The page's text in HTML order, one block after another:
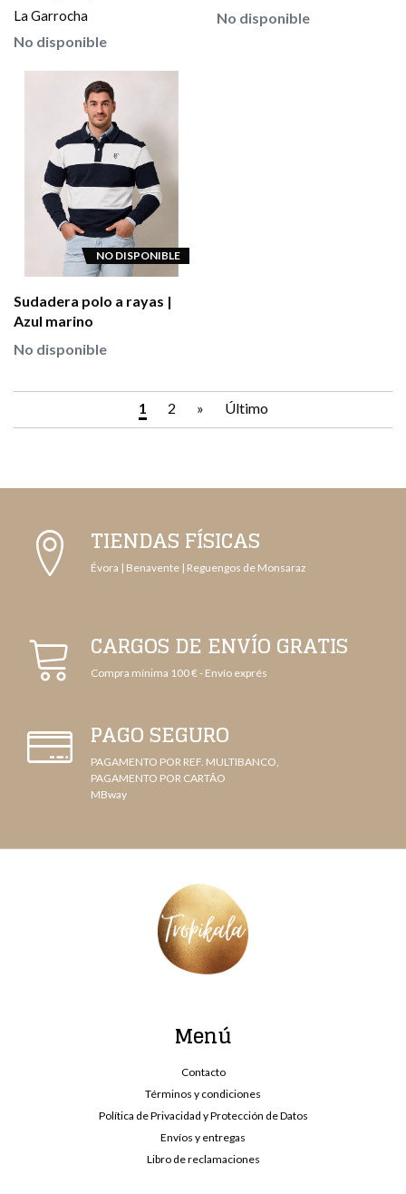
La Garrocha
No disponible
No disponible
NO DISPONIBLE
Sudadera polo a rayas |
Azul marino
No disponible
1 2 » Último
TIENDAS FÍSICAS
Évora | Benavente | Reguengos de Monsaraz
CARGOS DE ENVÍO GRATIS
Compra mínima 100 € - Envío exprés
PAGO SEGURO
PAGAMENTO POR REF. MULTIBANCO,
PAGAMENTO POR CARTÃO
MBway
Menú
Contacto
Términos y condiciones
Política de Privacidad y Protección de Datos
Envíos y entregas
Libro de reclamaciones